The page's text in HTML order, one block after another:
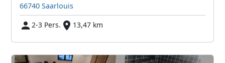
66740 Saarlouis
2-3 Pers.
13,47 km